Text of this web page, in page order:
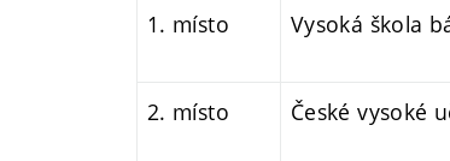
1. místo Vysoká škola
2. místo České vysoké